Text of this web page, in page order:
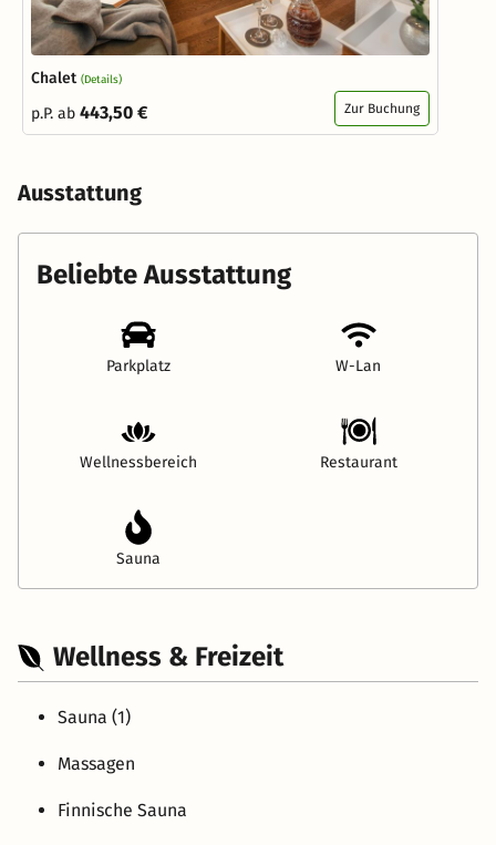
Chalet (Details)
p.P. ab 443,50 € Zur Buchung
Ausstattung
Beliebte Ausstattung
Parkplatz W-Lan
Wellnessbereich Restaurant
Sauna
Wellness & Freizeit
Sauna (1)
Massagen
Finnische Sauna